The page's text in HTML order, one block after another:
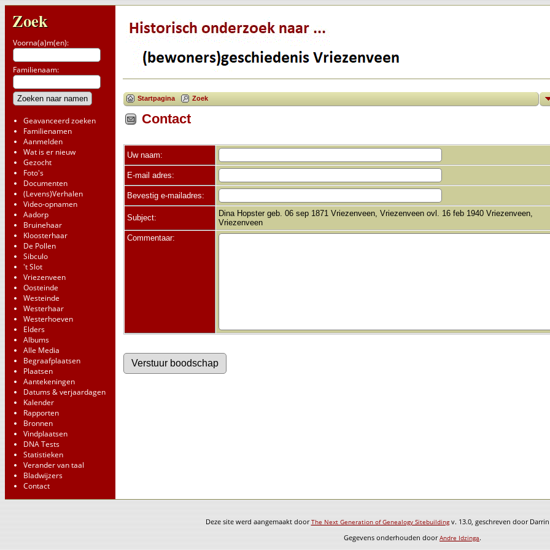
Zoek
Voorna(a)m(en):
Familienaam:
Geavanceerd zoeken
Familienamen
Aanmelden
Wat is er nieuw
Gezocht
Foto's
Documenten
(Levens)Verhalen
Video-opnamen
Aadorp
Bruinehaar
Kloosterhaar
De Pollen
Sibculo
't Slot
Vriezenveen
Oosteinde
Westeinde
Westerhaar
Westerhoeven
Elders
Albums
Alle Media
Begraafplaatsen
Plaatsen
Aantekeningen
Datums & verjaardagen
Kalender
Rapporten
Bronnen
Vindplaatsen
DNA Tests
Statistieken
Verander van taal
Bladwijzers
Contact
Startpagina Zoek
Contact
Uw naam:
E-mail adres:
Bevestig e-mailadres:
Subject:
Dina Hopster geb. 06 sep 1871 Vriezenveen, Vriezenveen ovl. 16 feb 1940 Vriezenveen,
Vriezenveen
Commentaar:
Deze site werd aangemaakt doorThe Next Generation of Genealogy Sitebuildingv. 13.0, geschreven door
Gegevens onderhouden doorAndre Idzinga.